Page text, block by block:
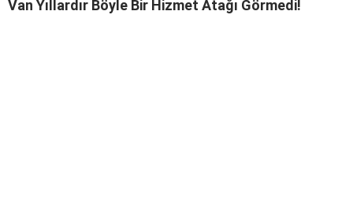
Van Yıllardır Böyle Bir Hizmet Atağı Görmedi!